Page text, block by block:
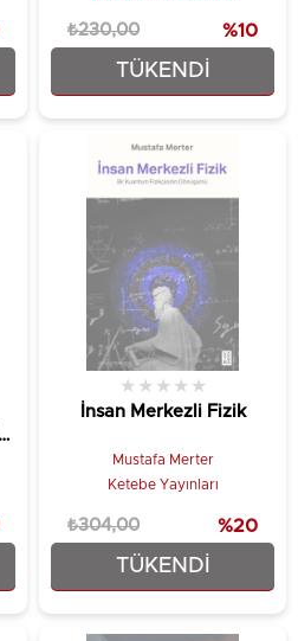
TÜKENDI
₺207,00
₺230,00 %10
TÜKENDI
İnsan Merkezli Fizik
★ ★ ★ ★ ★
Mustafa Merter
Ketebe Yayınları
₺243,20
₺304,00 %20